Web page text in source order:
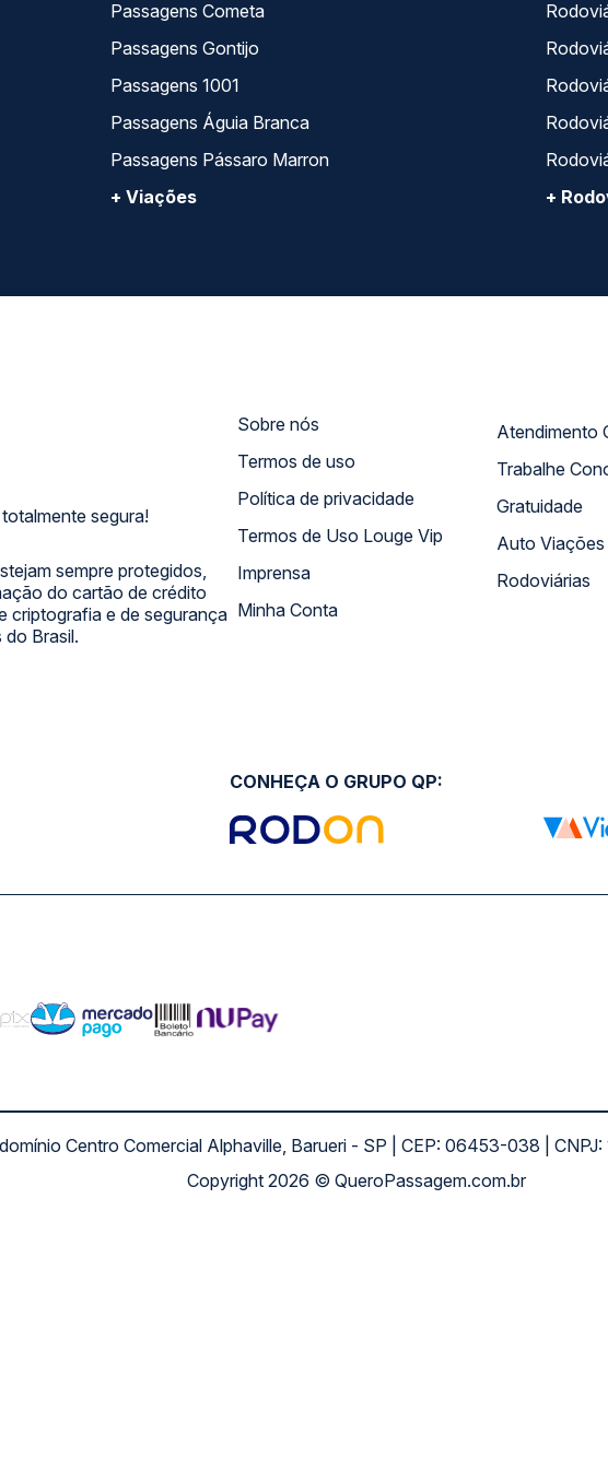
Passagens Cometa
Passagens Gontijo
Passagens 1001
Passagens Águia Branca
Passagens Pássaro Marron
+ Viações
+
segura!
sempre protegidos,
do cartão de crédito
criptografia e de segurança
Brasil.
Sobre nós
Termos de uso
Política de privacidade
Termos de Uso Louge Vip
Imprensa
Minha Conta
Trabalhe
Gratuidade
Auto Viações
Rodoviárias
CONHEÇA O GRUPO QP:
Centro Comercial Alphaville, Barueri - SP | CEP: 06453-038 |
Copyright 2026 © QueroPassagem.com.br